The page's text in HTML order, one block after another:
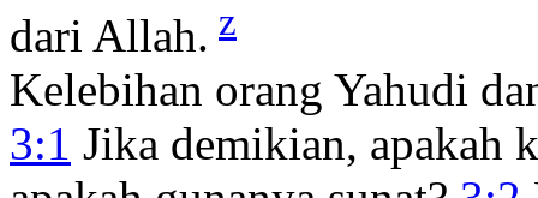
dari Allah. z
Kelebihan orang Yahudi
3:1 Jika demikian, apakah